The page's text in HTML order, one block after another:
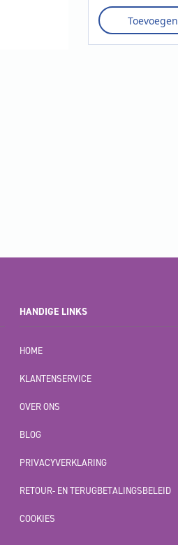
brut
organic
0.75
Toevoegen
HANDIGE LINKS
HOME
KLANTENSERVICE
OVER ONS
BLOG
PRIVACYVERKLARING
RETOUR- EN TERUGBETALINGSBELEID
COOKIES